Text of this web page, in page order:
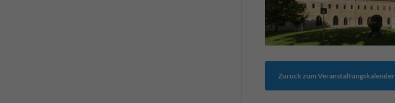
Zurück zum Veranstaltungskalender